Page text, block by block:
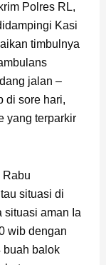
Polres RL,
Kasi
timbulnya
jalan –
di sore hari,
yang terparkir
Rabu
situasi di
situasi aman Ia
wib dengan
buah balok